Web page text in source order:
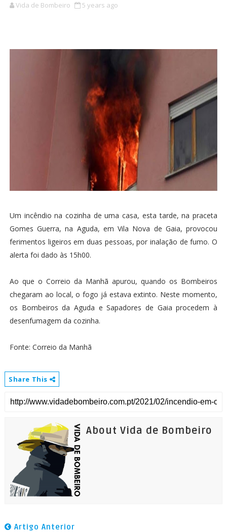
Vida de Bombeiro 5 years ago
Um incêndio na cozinha de uma casa, esta tarde, na praceta
Gomes Guerra, na Aguda, em Vila Nova de Gaia, provocou
ferimentos ligeiros em duas pessoas, por inalação de fumo. O
alerta foi dado às 15h00.
Ao que o Correio da Manhã apurou, quando os Bombeiros
chegaram ao local, o fogo já estava extinto. Neste momento,
os Bombeiros da Aguda e Sapadores de Gaia procedem à
desenfumagem da cozinha.
Fonte: Correio da Manhã
Share This
About Vida de Bombeiro
Artigo Anterior